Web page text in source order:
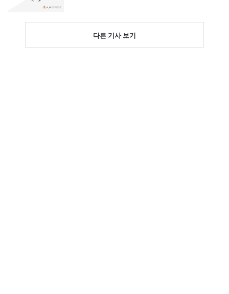
다른 기사 보기